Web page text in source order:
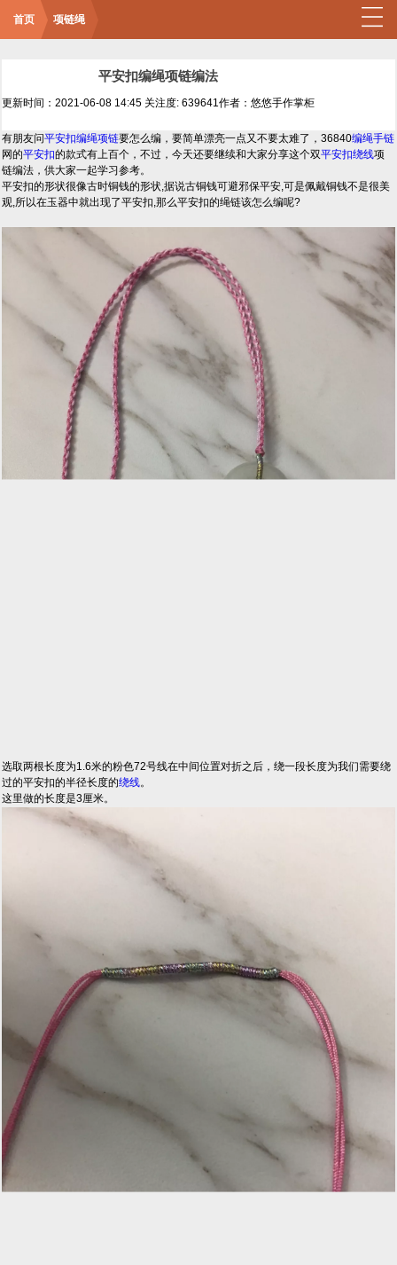
首页 项链绳
平安扣编绳项链编法
更新时间：2021-06-08 14:45 关注度: 639641作者：悠悠手作掌柜
有朋友问平安扣编绳项链要怎么编，要简单漂亮一点又不要太难了，36840编绳手链
网的平安扣的款式有上百个，不过，今天还要继续和大家分享这个双平安扣绕线项
链编法，供大家一起学习参考。
平安扣的形状很像古时铜钱的形状,据说古铜钱可避邪保平安,可是佩戴铜钱不是很美
观,所以在玉器中就出现了平安扣,那么平安扣的绳链该怎么编呢?
选取两根长度为1.6米的粉色72号线在中间位置对折之后，绕一段长度为我们需要绕
过的平安扣的半径长度的绕线。
这里做的长度是3厘米。